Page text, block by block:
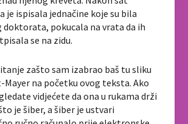
je ispisala jednačine koje su bila
doktorata, pokucala na vrata da ih
se na zidu.
zašto sam izabrao baš tu sliku
Mayer na početku ovog teksta. Ako
vidjećete da ona u rukama drži
je šiber, a šiber je ustvari